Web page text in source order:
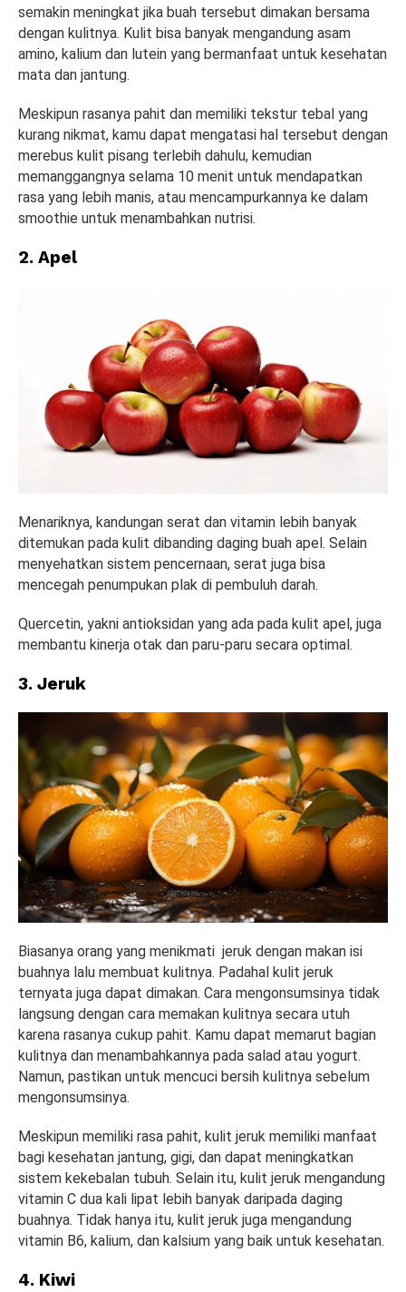
semakin meningkat jika buah tersebut dimakan bersama
dengan kulitnya. Kulit bisa banyak mengandung asam
amino, kalium dan lutein yang bermanfaat untuk kesehatan
mata dan jantung.
Meskipun rasanya pahit dan memiliki tekstur tebal yang
kurang nikmat, kamu dapat mengatasi hal tersebut dengan
merebus kulit pisang terlebih dahulu, kemudian
memanggangnya selama 10 menit untuk mendapatkan
rasa yang lebih manis, atau mencampurkannya ke dalam
smoothie untuk menambahkan nutrisi.
2. Apel
Menariknya, kandungan serat dan vitamin lebih banyak
ditemukan pada kulit dibanding daging buah apel. Selain
menyehatkan sistem pencernaan, serat juga bisa
mencegah penumpukan plak di pembuluh darah.
Quercetin, yakni antioksidan yang ada pada kulit apel, juga
membantu kinerja otak dan paru-paru secara optimal.
3. Jeruk
Biasanya orang yang menikmati jeruk dengan makan isi
buahnya lalu membuat kulitnya. Padahal kulit jeruk
ternyata juga dapat dimakan. Cara mengonsumsinya tidak
langsung dengan cara memakan kulitnya secara utuh
karena rasanya cukup pahit. Kamu dapat memarut bagian
kulitnya dan menambahkannya pada salad atau yogurt.
Namun, pastikan untuk mencuci bersih kulitnya sebelum
mengonsumsinya.
Meskipun memiliki rasa pahit, kulit jeruk memiliki manfaat
bagi kesehatan jantung, gigi, dan dapat meningkatkan
sistem kekebalan tubuh. Selain itu, kulit jeruk mengandung
vitamin C dua kali lipat lebih banyak daripada daging
buahnya. Tidak hanya itu, kulit jeruk juga mengandung
vitamin B6, kalium, dan kalsium yang baik untuk kesehatan.
4. Kiwi